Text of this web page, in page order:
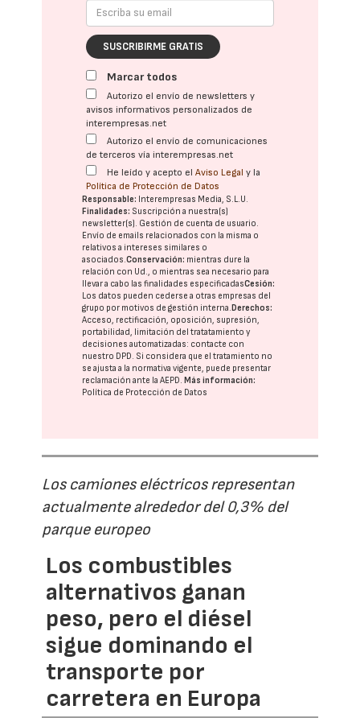
SUSCRIBIRME GRATIS
Marcar todos
Autorizo el envío de newsletters y
avisos informativos personalizados de
interempresas.net
Autorizo el envío de comunicaciones
de terceros vía interempresas.net
He leído y acepto elAviso Legal y la
Política de Protección de Datos
Responsable: Interempresas Media, S.L.U.
Finalidades: Suscripción a nuestra(s)
newsletter(s). Gestión de cuenta de usuario.
Envío de emails relacionados con la misma o
relativos a intereses similares o
asociados.Conservación: mientras dure la
relación con Ud., o mientras sea necesario para
llevar a cabo las finalidades especificadasCesión:
Los datos pueden cederse a otras empresas del
grupo por motivos de gestión interna.Derechos:
Acceso, rectificación, oposición, supresión,
portabilidad, limitación del tratatamiento y
decisiones automatizadas: contacte con
nuestro DPD. Si considera que el tratamiento no
se ajusta a la normativa vigente, puede presentar
reclamación ante laAEPD.Más información:
Política de Protección de Datos
Los camiones eléctricos representan
actualmente alrededor del 0,3% del
parque europeo
Los combustibles
alternativos ganan
peso, pero el diésel
sigue dominando el
transporte por
carretera en Europa